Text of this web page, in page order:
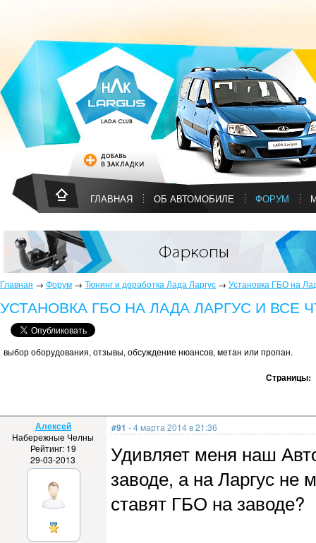
ГЛАВНАЯ ОБ АВТОМОБИЛЕ ФОРУМ
Главная → Форум → Тюнинг и доработка Лада Ларгус → Установка ГБО на
УСТАНОВКА ГБО НА ЛАДА ЛАРГУС И ВСЕ
выбор оборудования, отзывы, обсуждение нюансов, метан или пропан.
Страницы:
Алексей
Набережные Челны
Рейтинг: 19
29-03-2013
#91 - 4 марта 2014 в 21:36
Удивляет меня наш
заводе, а на Ларгус не
ставят ГБО на заводе?